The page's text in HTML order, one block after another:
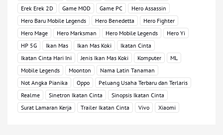
Erek Erek 2D
Game MOD Game PC
Hero Assassin
Hero Baru Mobile Legends
Hero Benedetta
Hero Fighter
Hero Mage
Hero Marksman Hero Mobile Legends
Hero Yi
HP 5G
Ikan Mas Ikan Mas Koki
Ikatan Cinta
Ikatan Cinta Hari Ini
Jenis Ikan Mas Koki Komputer
ML
Mobile Legends
Moonton
Nama Latin Tanaman
Not Angka Pianika
Oppo
Peluang Usaha Terbaru dan Terlaris
Realme
Sinetron Ikatan Cinta
Sinopsis Ikatan Cinta
Surat Lamaran Kerja
Trailer Ikatan Cinta Vivo Xiaomi